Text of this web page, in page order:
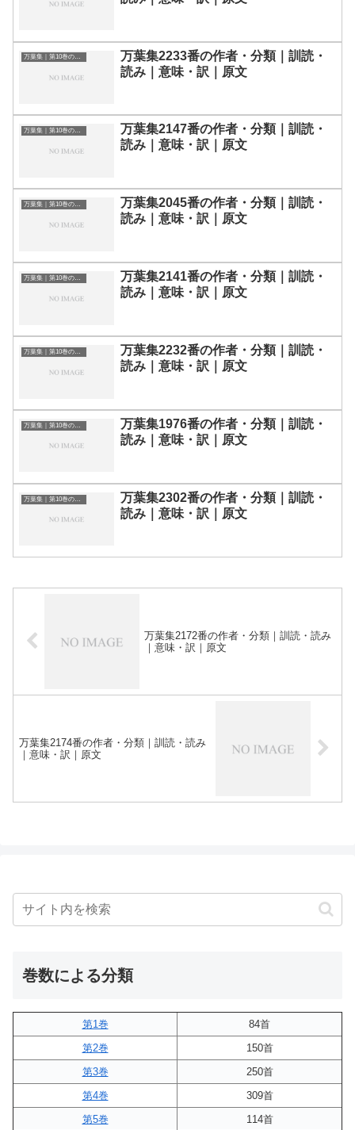
万葉集｜第10巻の和歌一覧
万葉集2233番の作者・分類｜訓読・
読み｜意味・訳｜原文
万葉集｜第10巻の和歌一覧
万葉集2147番の作者・分類｜訓読・
読み｜意味・訳｜原文
万葉集｜第10巻の和歌一覧
万葉集2045番の作者・分類｜訓読・
読み｜意味・訳｜原文
万葉集｜第10巻の和歌一覧
万葉集2141番の作者・分類｜訓読・
読み｜意味・訳｜原文
万葉集｜第10巻の和歌一覧
万葉集2232番の作者・分類｜訓読・
読み｜意味・訳｜原文
万葉集｜第10巻の和歌一覧
万葉集1976番の作者・分類｜訓読・
読み｜意味・訳｜原文
万葉集｜第10巻の和歌一覧
万葉集2302番の作者・分類｜訓読・
読み｜意味・訳｜原文
万葉集2172番の作者・分類｜訓読・読み
｜意味・訳｜原文
万葉集2174番の作者・分類｜訓読・読み
｜意味・訳｜原文
巻数による分類
第1巻
84首
第2巻
150首
第3巻
250首
第4巻
309首
第5巻
114首